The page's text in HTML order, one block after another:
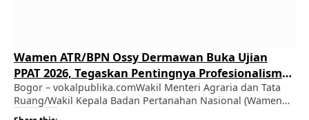
Wamen ATR/BPN Ossy Dermawan Buka Ujian
PPAT 2026, Tegaskan Pentingnya Profesionalisme
dan Integritas dalam Pelayanan Pertanahan
Bogor – vokalpublika.comWakil Menteri Agraria dan Tata
Ruang/Wakil Kepala Badan Pertanahan Nasional (Wamen
ATR/Waka BPN), Ossy Dermawan, secara resmi membuka